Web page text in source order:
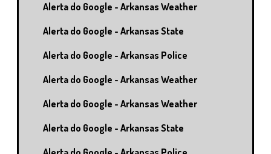
Alerta do Google - Arkansas Weather
Alerta do Google - Arkansas State
Alerta do Google - Arkansas Police
Alerta do Google - Arkansas Weather
Alerta do Google - Arkansas Weather
Alerta do Google - Arkansas State